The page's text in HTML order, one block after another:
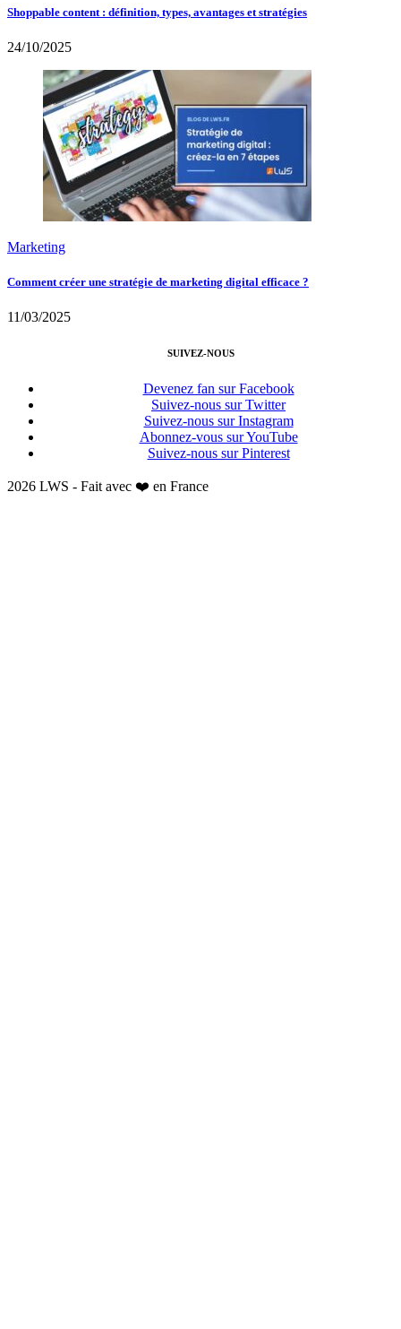
Shoppable content : définition, types, avantages et stratégies
24/10/2025
Marketing
Comment créer une stratégie de marketing digital efficace ?
11/03/2025
SUIVEZ-NOUS
Devenez fan sur Facebook
Suivez-nous sur Twitter
Suivez-nous sur Instagram
Abonnez-vous sur YouTube
Suivez-nous sur Pinterest
2026 LWS - Fait avec ❤️ en France